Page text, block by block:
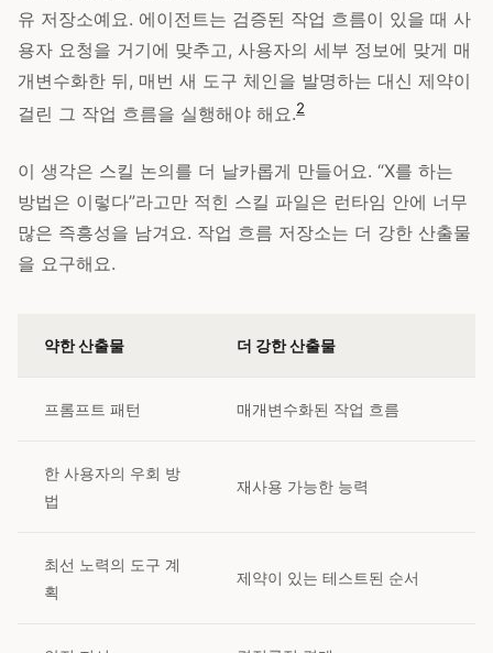
유 저장소예요. 에이전트는 검증된 작업 흐름이 있을 때 사
용자 요청을 거기에 맞추고, 사용자의 세부 정보에 맞게 매
개변수화한 뒤, 매번 새 도구 체인을 발명하는 대신 제약이
걸린 그 작업 흐름을 실행해야 해요.2
이 생각은 스킬 논의를 더 날카롭게 만들어요. “X를 하는
방법은 이렇다”라고만 적힌 스킬 파일은 런타임 안에 너무
많은 즉흥성을 남겨요. 작업 흐름 저장소는 더 강한 산출물
을 요구해요.
약한 산출물 더 강한 산출물
프롬프트 패턴 매개변수화된 작업 흐름
한 사용자의 우회 방
법
재사용 가능한 능력
최선 노력의 도구 계
획
제약이 있는 테스트된 순서